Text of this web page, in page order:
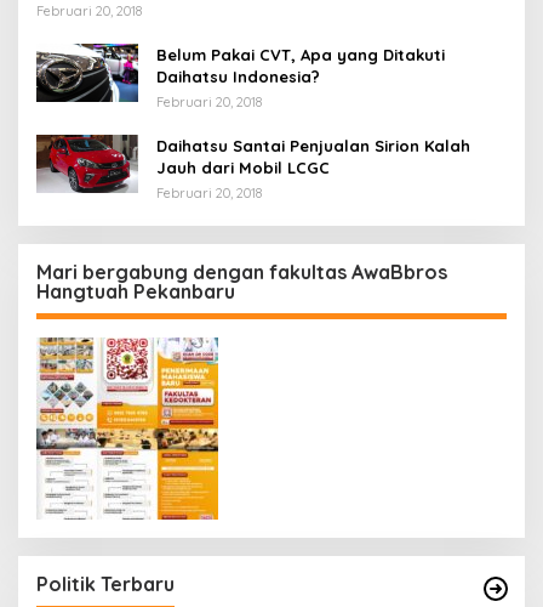
Februari 20, 2018
Belum Pakai CVT, Apa yang Ditakuti
Daihatsu Indonesia?
Februari 20, 2018
Daihatsu Santai Penjualan Sirion Kalah
Jauh dari Mobil LCGC
Februari 20, 2018
Mari bergabung dengan fakultas AwaBbros
Hangtuah Pekanbaru
Politik Terbaru